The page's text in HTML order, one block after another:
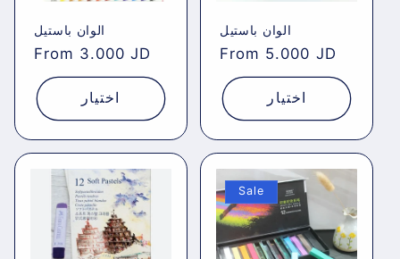
الوان باستيل
Regular
price
From 3.000 JD
اختيار
الوان باستيل
Regular
price
From 5.000 JD
اختيار
Sale